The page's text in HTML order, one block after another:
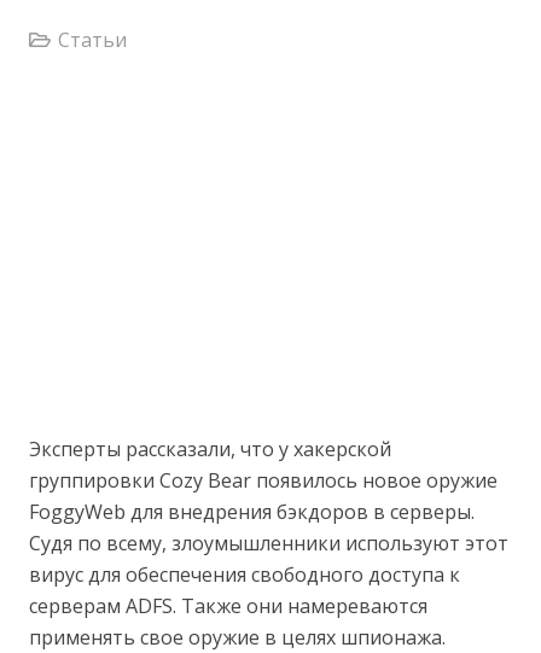
Статьи
Эксперты рассказали, что у хакерской
группировки Cozy Bear появилось новое оружие
FoggyWeb для внедрения бэкдоров в серверы.
Судя по всему, злоумышленники используют этот
вирус для обеспечения свободного доступа к
серверам ADFS. Также они намереваются
применять свое оружие в целях шпионажа.